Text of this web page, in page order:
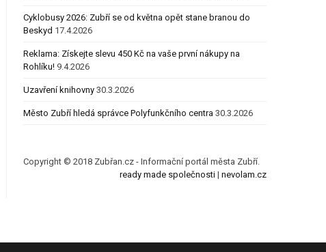
Cyklobusy 2026: Zubří se od května opět stane branou do
Beskyd 17.4.2026
Reklama: Získejte slevu 450 Kč na vaše první nákupy na
Rohlíku! 9.4.2026
Uzavření knihovny 30.3.2026
Město Zubří hledá správce Polyfunkčního centra 30.3.2026
Copyright © 2018 Zubřan.cz - Informační portál města Zubří.
ready made společnosti| nevolam.cz